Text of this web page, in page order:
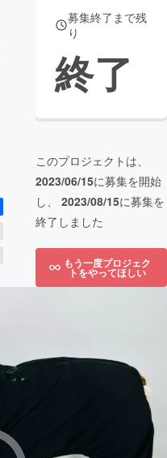
CAMPFIRE Creation
コミュニティ
募集終了まで残
り
終了
このプロジェクトは、
2023/06/15に募集を開始
し、 2023/08/15に募集を
終了しました
もう一度プロジェク
トをやってほしい